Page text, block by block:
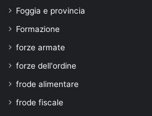
Foggia e provincia
Formazione
forze armate
forze dell'ordine
frode alimentare
frode fiscale